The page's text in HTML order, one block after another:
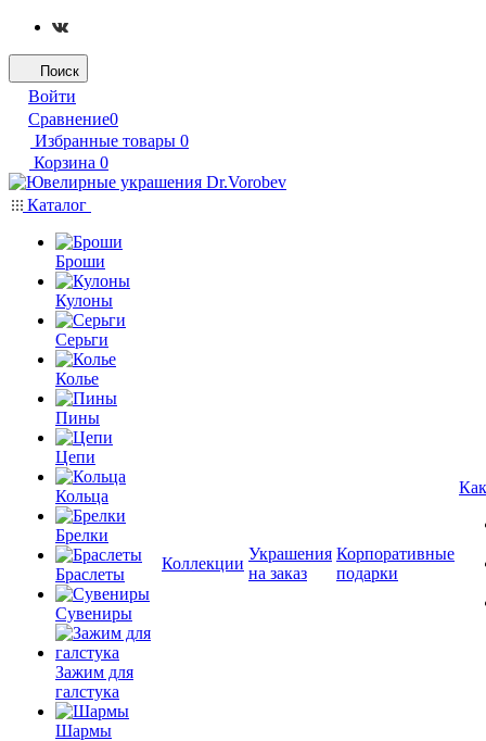
Поиск
Войти
Сравнение0
Избранные товары 0
Корзина 0
Каталог
Броши
Кулоны
Серьги
Колье
Пины
Цепи
Кольца
Брелки
Браслеты
Сувениры
Зажим для
галстука
Шармы
Коллекции
Украшения
на заказ
Корпоративные
подарки